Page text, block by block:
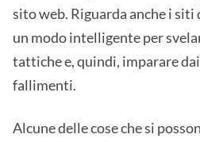
sito web. Riguarda anche i
un modo intelligente per
tattiche e, quindi, imparare
fallimenti.
Alcune delle cose che si